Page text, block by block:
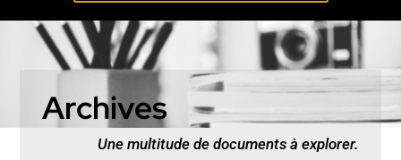
Archives
Une multitude de documents à explorer.